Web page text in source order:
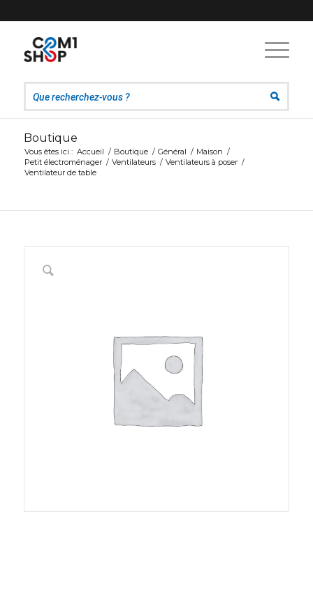
Boutique
Vous êtes ici : Accueil / Boutique / Général / Maison /
Petit électroménager / Ventilateurs / Ventilateurs à poser /
Ventilateur de table